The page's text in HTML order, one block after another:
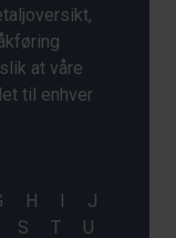
at våre
til enhver